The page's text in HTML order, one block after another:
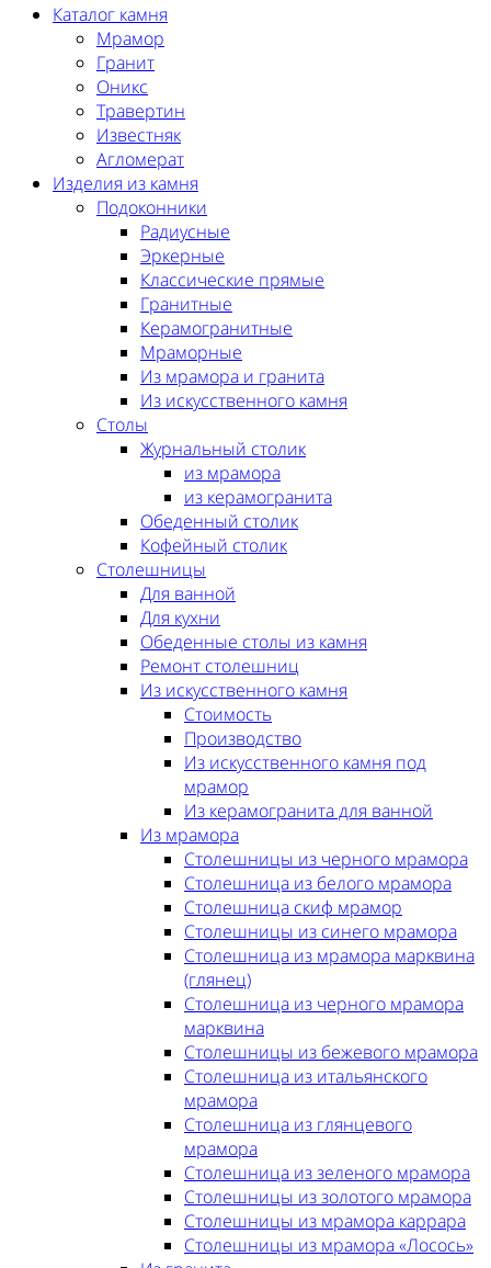
Каталог камня
Мрамор
Гранит
Оникс
Травертин
Известняк
Агломерат
Изделия из камня
Подоконники
Радиусные
Эркерные
Классические прямые
Гранитные
Керамогранитные
Мраморные
Из мрамора и гранита
Из искусственного камня
Столы
Журнальный столик
из мрамора
из керамогранита
Обеденный столик
Кофейный столик
Столешницы
Для ванной
Для кухни
Обеденные столы из камня
Ремонт столешниц
Из искусственного камня
Стоимость
Производство
Из искусственного камня под
мрамор
Из керамогранита для ванной
Из мрамора
Столешницы из черного мрамора
Столешница из белого мрамора
Столешница скиф мрамор
Столешницы из синего мрамора
Столешница из мрамора марквина
(глянец)
Столешница из черного мрамора
марквина
Столешницы из бежевого мрамора
Столешница из итальянского
мрамора
Столешница из глянцевого
мрамора
Столешница из зеленого мрамора
Столешницы из золотого мрамора
Столешницы из мрамора каррара
Столешницы из мрамора «Лосось»